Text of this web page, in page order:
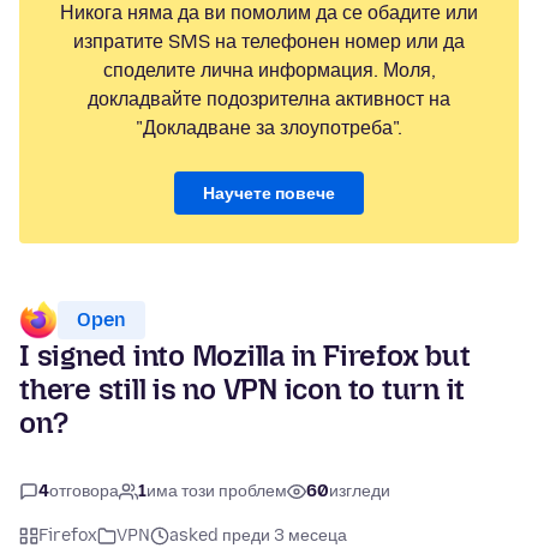
Никога няма да ви помолим да се обадите или
изпратите SMS на телефонен номер или да
споделите лична информация. Моля,
докладвайте подозрителна активност на
"Докладване за злоупотреба".
Научете повече
Open
I signed into Mozilla in Firefox but
there still is no VPN icon to turn it
on?
4отговора 1има този проблем 60изгледи
Firefox VPN
asked преди 3 месеца